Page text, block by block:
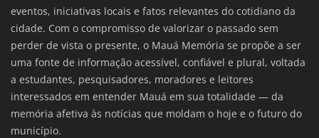
eventos, iniciativas locais e fatos relevantes do cotidiano da
cidade. Com o compromisso de valorizar o passado sem
perder de vista o presente, o Mauá Memória se propõe a ser
uma fonte de informação acessível, confiável e plural, voltada
a estudantes, pesquisadores, moradores e leitores
interessados em entender Mauá em sua totalidade — da
memória afetiva às notícias que moldam o hoje e o futuro do
município.